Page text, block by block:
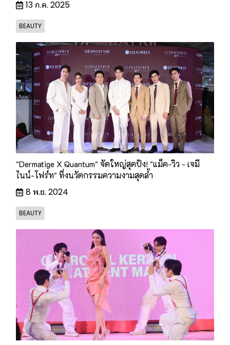
13 ก.ค. 2025
BEAUTY
"Dermatige X Quantum" จัดใหญ่สุดปัง! "แม็ค-วิว - เจมี
ไนน์-โฟร์ท" ทึ่งนวัตกรรมความงามสุดล้ำ
8 พ.ย. 2024
BEAUTY